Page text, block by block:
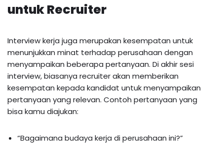
untuk Recruiter
Interview kerja juga merupakan kesempatan untuk
menunjukkan minat terhadap perusahaan dengan
menyampaikan beberapa pertanyaan. Di akhir sesi
interview, biasanya recruiter akan memberikan
kesempatan kepada kandidat untuk menyampaikan
pertanyaan yang relevan. Contoh pertanyaan yang
bisa kamu diajukan:
“Bagaimana budaya kerja di perusahaan ini?”